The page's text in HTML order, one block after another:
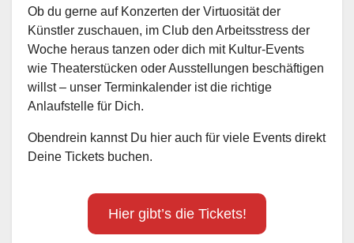
Ob du gerne auf Konzerten der Virtuosität der
Künstler zuschauen, im Club den Arbeitsstress der
Woche heraus tanzen oder dich mit Kultur-Events
wie Theaterstücken oder Ausstellungen beschäftigen
willst – unser Terminkalender ist die richtige
Anlaufstelle für Dich.
Obendrein kannst Du hier auch für viele Events direkt
Deine Tickets buchen.
Hier gibt’s die Tickets!